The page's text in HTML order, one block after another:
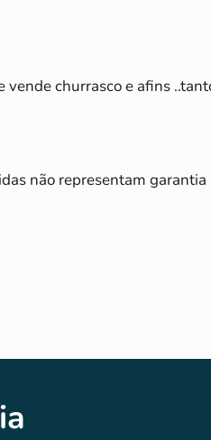
churrasco e afins
não representam garantia